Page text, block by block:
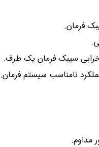
فرمان.
سیبک فرمان یک طرف.
نامناسب سیستم فرمان.
مداوم.